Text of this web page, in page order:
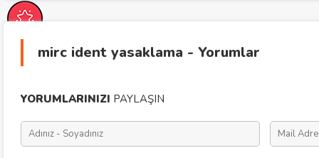
mirc ident yasaklama - Yorumlar
YORUMLARINIZI PAYLAŞIN